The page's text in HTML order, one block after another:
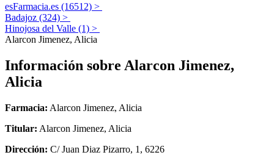
esFarmacia.es (16512) >
Badajoz (324) >
Hinojosa del Valle (1) >
Alarcon Jimenez, Alicia
Información sobre Alarcon Jimenez,
Alicia
Farmacia: Alarcon Jimenez, Alicia
Titular: Alarcon Jimenez, Alicia
Dirección: C/ Juan Diaz Pizarro, 1, 6226